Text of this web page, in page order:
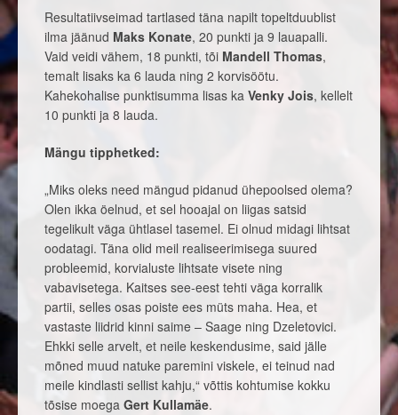
Resultatiivseimad tartlased täna napilt topeltduublist
ilma jäänud Maks Konate, 20 punkti ja 9 lauapalli.
Vaid veidi vähem, 18 punkti, tõi Mandell Thomas,
temalt lisaks ka 6 lauda ning 2 korvisöötu.
Kahekohalise punktisumma lisas ka Venky Jois, kellelt
10 punkti ja 8 lauda.
Mängu tipphetked:
„Miks oleks need mängud pidanud ühepoolsed olema?
Olen ikka öelnud, et sel hooajal on liigas satsid
tegelikult väga ühtlasel tasemel. Ei olnud midagi lihtsat
oodatagi. Täna olid meil realiseerimisega suured
probleemid, korvialuste lihtsate visete ning
vabavisetega. Kaitses see-eest tehti väga korralik
partii, selles osas poiste ees müts maha. Hea, et
vastaste liidrid kinni saime – Saage ning Dzeletovici.
Ehkki selle arvelt, et neile keskendusime, said jälle
mõned muud natuke paremini viskele, ei teinud nad
meile kindlasti sellist kahju,“ võttis kohtumise kokku
tõsise moega Gert Kullamäe.